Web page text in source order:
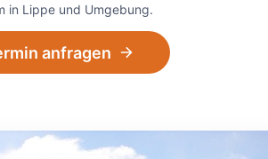
in Lippe und Umgebung.
anfragen